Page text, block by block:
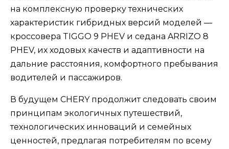
на комплексную проверку технических
характеристик гибридных версий моделей —
кроссовера TIGGO 9 PHEV и седана ARRIZO 8
PHEV, их ходовых качеств и адаптивности на
дальние расстояния, комфортного пребывания
водителей и пассажиров.
В будущем CHERY продолжит следовать своим
принципам экологичных путешествий,
технологических инноваций и семейных
ценностей, предлагая потребителям по всему